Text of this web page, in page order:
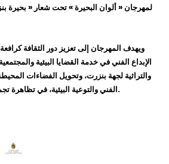
لمهرجان « ألوان البحيرة » تحت شعار « بحيرة
ويهدف المهرجان إلى تعزيز دور الثقافة
الإبداع الفني في خدمة القضايا البيئية
والتراثية لجهة بنزرت، وتحويل الفضاءات
الفني والتوعية البيئية، في تظاهرة تجمع بين الفن والحياة والطبيعة.